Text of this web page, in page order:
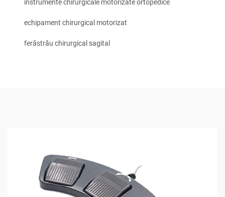
instrumente chirurgicale motorizate ortopedice
echipament chirurgical motorizat
ferăstrău chirurgical sagital